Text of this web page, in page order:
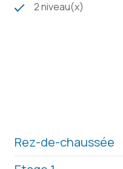
2 niveau(x)
Rez-de-chaussée